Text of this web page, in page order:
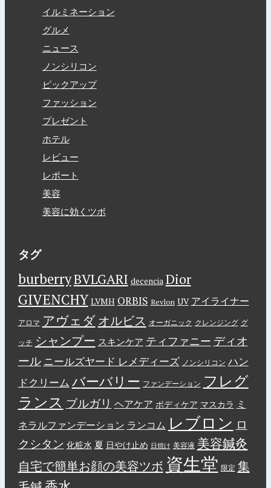
イルミネーション
グルメ
ニュース
ノンシリコン
ピックアップ
ファッション
プレゼント
ホテル
レビュー
レポート
美容
美容に効くツボ
タグ
burberryBVLGARI decencia Dior
GIVENCHY LVMH ORBIS Revlon UV アイライナー
アロマ アヴェダ オルビス オーガニック クレンジング グ
ッチ シャンプー スキンケア ティファニー ディオ
ール ニールズヤード レメディーズ ノンシリコン ハン
ドクリーム バーバリー ファンデーション フレグ
ランス ブルガリ ヘアケア ボディケア マスカラ ミ
ネラルファンデーション ランコム レブロン ロ
クシタン 化粧水 夏 日やけ止め 日焼け 美容液 美容鍼灸
自宅で簡単お顔の美容ツボ 資生堂 限定 集